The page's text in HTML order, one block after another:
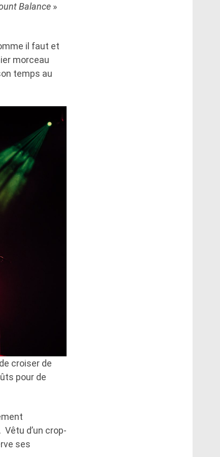
Balance »
il faut et
morceau
temps au
croiser de
pour de
d’un crop-
ses